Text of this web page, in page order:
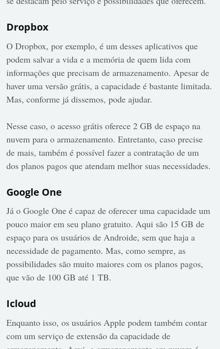
Dropbox
O Dropbox, por exemplo, é um desses aplicativos que
podem salvar a vida e a memória de quem lida com
informações que precisam de armazenamento. Apesar de
haver uma versão grátis, a capacidade é bastante limitada.
Mas, conforme já dissemos, pode ajudar.
Nesse caso, o acesso grátis oferece 2 GB de espaço na
nuvem para o armazenamento. Entretanto, caso precise
de mais, também é possível fazer a contratação de um
dos planos pagos que atendam melhor suas necessidades.
Google One
Já o Google One é capaz de oferecer uma capacidade um
pouco maior em seu plano gratuito. Aqui são 15 GB de
espaço para os usuários de Androide, sem que haja a
necessidade de pagamento. Mas, como sempre, as
possibilidades são muito maiores com os planos pagos,
que vão de 100 GB até 1 TB.
Icloud
Enquanto isso, os usuários Apple podem também contar
com um serviço de extensão da capacidade de